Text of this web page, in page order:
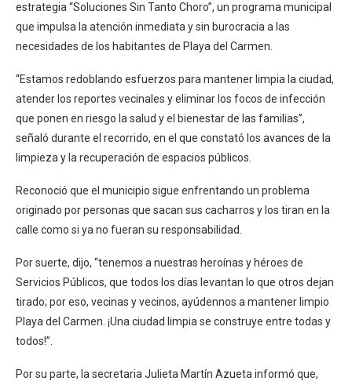
estrategia “Soluciones Sin Tanto Choro”, un programa municipal
que impulsa la atención inmediata y sin burocracia a las
necesidades de los habitantes de Playa del Carmen.
“Estamos redoblando esfuerzos para mantener limpia la ciudad,
atender los reportes vecinales y eliminar los focos de infección
que ponen en riesgo la salud y el bienestar de las familias”,
señaló durante el recorrido, en el que constató los avances de la
limpieza y la recuperación de espacios públicos.
Reconoció que el municipio sigue enfrentando un problema
originado por personas que sacan sus cacharros y los tiran en la
calle como si ya no fueran su responsabilidad.
Por suerte, dijo, “tenemos a nuestras heroínas y héroes de
Servicios Públicos, que todos los días levantan lo que otros dejan
tirado; por eso, vecinas y vecinos, ayúdennos a mantener limpio
Playa del Carmen. ¡Una ciudad limpia se construye entre todas y
todos!”.
Por su parte, la secretaria Julieta Martín Azueta informó que,